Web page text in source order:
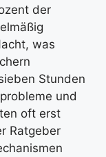
der
was
Stunden
und
oft erst
Ratgeber